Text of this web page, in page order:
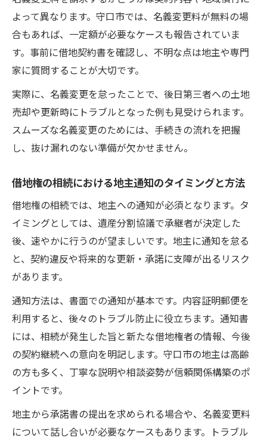
よって異なります。守口市では、名義変更料が無料の場
合もあれば、一定額が必要なケースも報告されていま
す。事前に借地契約書を確認し、不明な点は地主や専門
家に質問することが大切です。
実際に、名義変更を怠ったことで、後日第三者への土地
売却や更新時にトラブルとなった例も見受けられます。
スムーズな名義変更のためには、手続きの流れを把握
し、抜け漏れのない準備が欠かせません。
借地権の相続における地主通知のタイミングと方法
借地権の相続では、地主への通知が必須となります。タ
イミングとしては、遺産分割協議で承継者が決定した
後、速やかに行うのが望ましいです。地主に通知を怠る
と、契約違反や将来的な更新・承諾に支障が出るリスク
があります。
通知方法は、書面での通知が基本です。内容証明郵便を
利用すると、後々のトラブル防止に役立ちます。通知書
には、相続が発生した旨と新たな借地権者の情報、今後
の契約継続への意向を明記します。守口市の地主は高齢
の方も多く、丁寧な説明や相談姿勢が信頼関係構築のポ
イントです。
地主から承諾書の提出を求められる場合や、名義変更料
について話し合いが必要なケースもあります。トラブル